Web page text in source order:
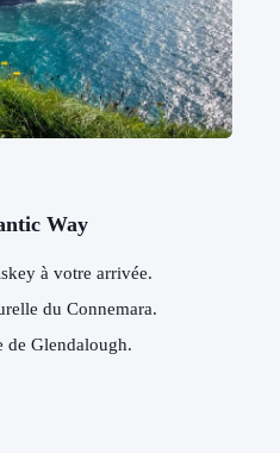
Way
à votre arrivée.
du Connemara.
de Glendalough.